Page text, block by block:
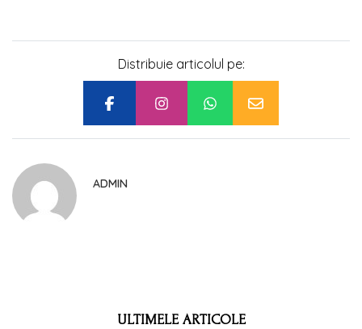
Distribuie articolul pe:
ADMIN
ULTIMELE ARTICOLE